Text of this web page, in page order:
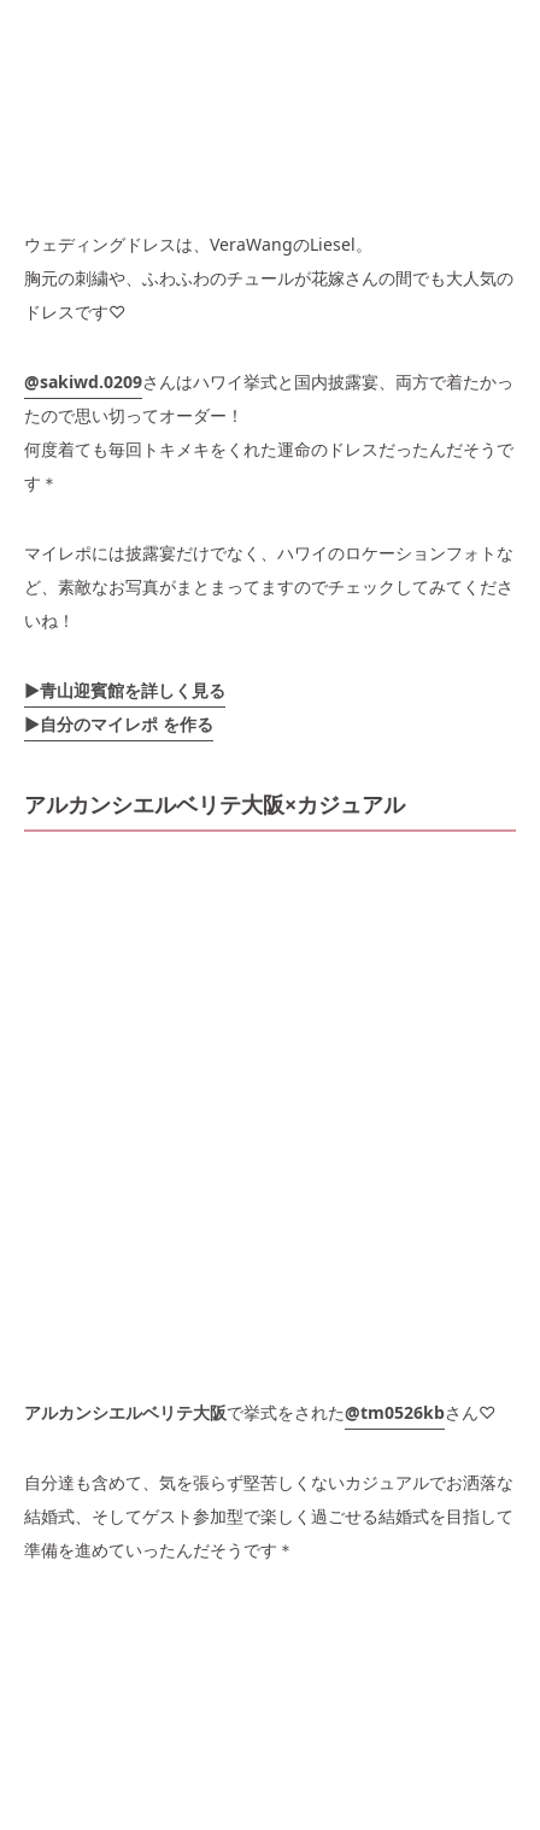
ウェディングドレスは、VeraWangのLiesel。
胸元の刺繍や、ふわふわのチュールが花嫁さんの間でも大人気の
ドレスです♡
@sakiwd.0209さんはハワイ挙式と国内披露宴、両方で着たかっ
たので思い切ってオーダー！
何度着ても毎回トキメキをくれた運命のドレスだったんだそうで
す＊
マイレポには披露宴だけでなく、ハワイのロケーションフォトな
ど、素敵なお写真がまとまってますのでチェックしてみてくださ
いね！
▶︎青山迎賓館を詳しく見る
▶︎自分のマイレポ を作る
アルカンシエルベリテ大阪×カジュアル
アルカンシエルベリテ大阪で挙式をされた@tm0526kbさん♡
自分達も含めて、気を張らず堅苦しくないカジュアルでお洒落な
結婚式、そしてゲスト参加型で楽しく過ごせる結婚式を目指して
準備を進めていったんだそうです＊